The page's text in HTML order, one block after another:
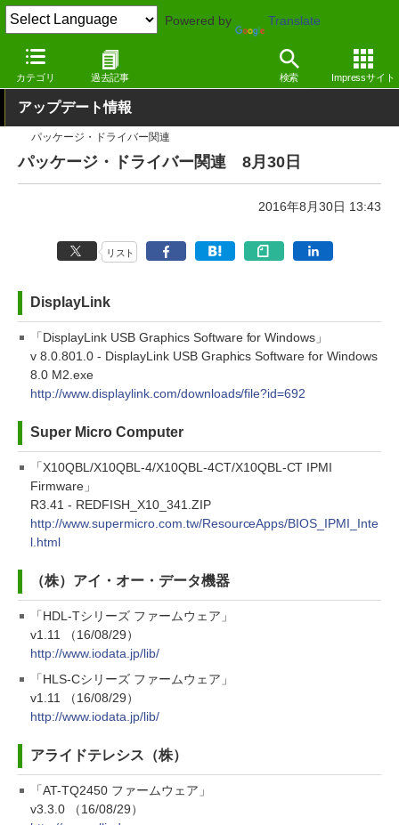
Powered by Translate
カテゴリ 過去記事 検索 Impressサイト
窓の杜 その他の話題 アップデート
アップデート情報
パッケージ・ドライバー関連
パッケージ・ドライバー関連 8月30日
2016年8月30日 13:43
リスト
DisplayLink
「DisplayLink USB Graphics Software for Windows」
v 8.0.801.0 - DisplayLink USB Graphics Software for Windows
8.0 M2.exe
http://www.displaylink.com/downloads/file?id=692
Super Micro Computer
「X10QBL/X10QBL-4/X10QBL-4CT/X10QBL-CT IPMI
Firmware」
R3.41 - REDFISH_X10_341.ZIP
http://www.supermicro.com.tw/ResourceApps/BIOS_IPMI_Inte
l.html
（株）アイ・オー・データ機器
「HDL-Tシリーズ ファームウェア」
v1.11 （16/08/29）
http://www.iodata.jp/lib/
「HLS-Cシリーズ ファームウェア」
v1.11 （16/08/29）
http://www.iodata.jp/lib/
アライドテレシス（株）
「AT-TQ2450 ファームウェア」
v3.3.0 （16/08/29）